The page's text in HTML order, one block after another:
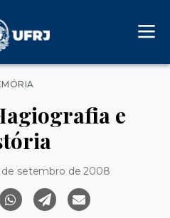
Categorias
e
de setembro de 2008